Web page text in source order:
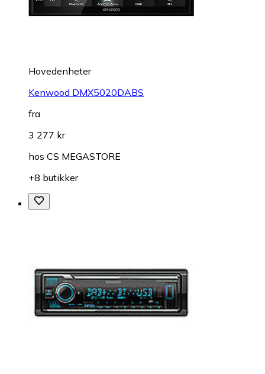
Hovedenheter
Kenwood DMX5020DABS
fra
3 277 kr
hos CS MEGASTORE
+8 butikker